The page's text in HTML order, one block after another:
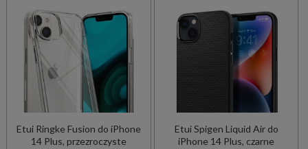
Etui Ringke Fusion do iPhone
14 Plus, przezroczyste
Etui Spigen Liquid Air do
iPhone 14 Plus, czarne